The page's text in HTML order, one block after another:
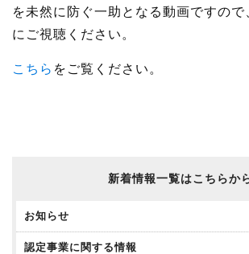
を未然に防ぐ一助となる動画ですので
にご視聴ください。
こちら をご覧ください。
新着情報一覧はこちらか
お知らせ
認定事業に関する情報